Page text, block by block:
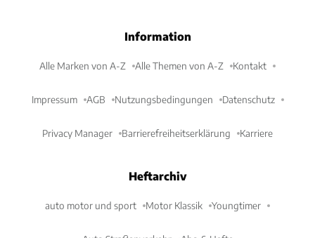
Information
Alle Marken von A-Z Alle Themen von A-Z Kontakt
Impressum AGB Nutzungsbedingungen Datenschutz
Privacy Manager Barrierefreiheitserklärung Karriere
Heftarchiv
auto motor und sport Motor Klassik Youngtimer